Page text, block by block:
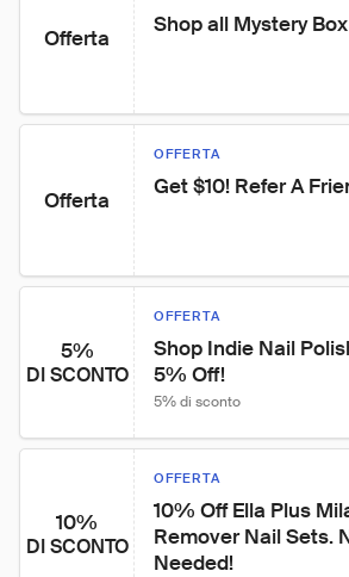
Offerta
Shop all Mystery
Offerta
OFFERTA
Get $10! Refer A
5%
DI SCONTO
OFFERTA
Shop Indie Nail
5% Off!
5% di sconto
10%
DI SCONTO
OFFERTA
10% Off Ella Plus
Remover Nail Sets.
Needed!